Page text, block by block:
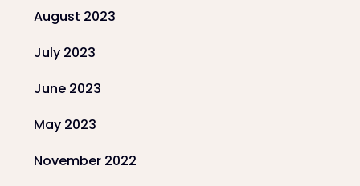
August 2023
July 2023
June 2023
May 2023
November 2022